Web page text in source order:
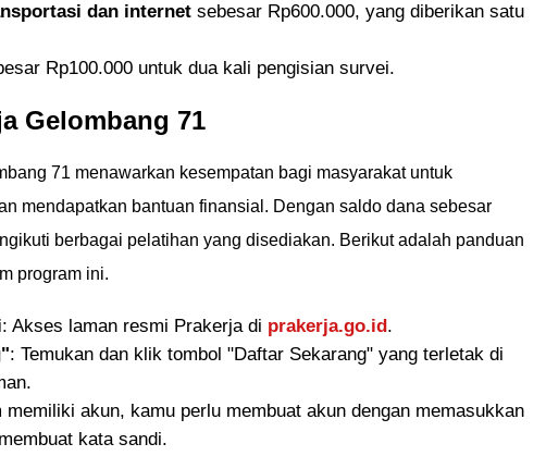
dan internet sebesar Rp600.000, yang diberikan satu
Rp100.000 untuk dua kali pengisian survei.
Gelombang 71
71 menawarkan kesempatan bagi masyarakat untuk
mendapatkan bantuan finansial. Dengan saldo dana sebesar
berbagai pelatihan yang disediakan. Berikut adalah panduan
program ini.
: Akses laman resmi Prakerja di prakerja.go.id.
: Temukan dan klik tombol "Daftar Sekarang" yang terletak di
memiliki akun, kamu perlu membuat akun dengan memasukkan
kata sandi.